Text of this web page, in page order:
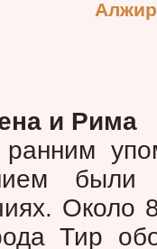
Алжир
и Рима
были
Около
Тир